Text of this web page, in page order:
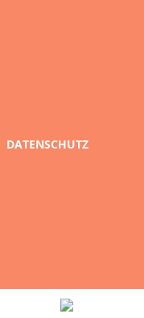
DATENSCHUTZ